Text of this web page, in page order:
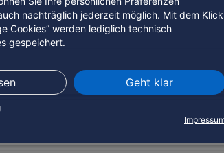
nachträglich jederzeit möglich. Mit dem Klick
Cookies” werden lediglich technisch
gespeichert.
Geht klar
verantwortlich. Eine Haftpflicht für das Pferd